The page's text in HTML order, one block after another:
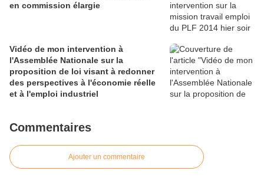
en commission élargie
Vidéo de mon intervention à
l'Assemblée Nationale sur la
proposition de loi visant à redonner
des perspectives à l'économie réelle
et à l'emploi industriel
Commentaires
Ajouter un commentaire